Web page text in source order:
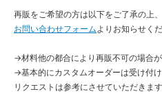
再販をご希望の方は以下をご了承の上、
お問い合わせフォーム よりお知らせくだ
→材料他の都合により再販不可の場合が
→基本的にカスタムオーダーは受け付け
リクエストは参考にさせていただきま